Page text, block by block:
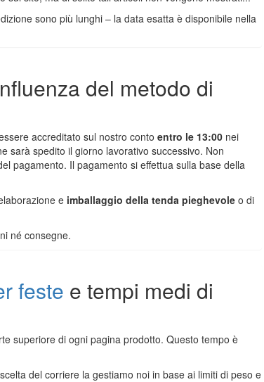
sono più lunghi – la data esatta è disponibile nella
del metodo di
accreditato sul nostro conto entro le 13:00 nei
sarà spedito il giorno lavorativo successivo. Non
pagamento. Il pagamento si effettua sulla base della
e imballaggio della tenda pieghevole o di
né consegne.
feste e tempi medi di
superiore di ogni pagina prodotto. Questo tempo è
del corriere la gestiamo noi in base ai limiti di peso e